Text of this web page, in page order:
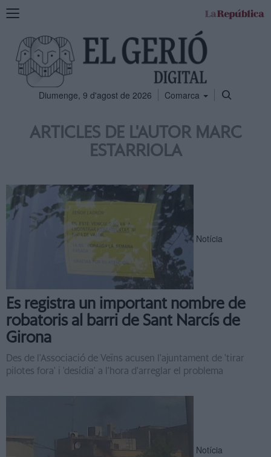
Mostra
navegació
Diumenge, 9 d'agost de 2026 Comarca
ARTICLES DE L'AUTOR MARC
ESTARRIOLA
Notícia
Es registra un important nombre de
robatoris al barri de Sant Narcís de
Girona
Des de l'Associació de Veïns acusen l'ajuntament de 'tirar
pilotes fora' i 'desídia' a l'hora d'arreglar el problema
Notícia